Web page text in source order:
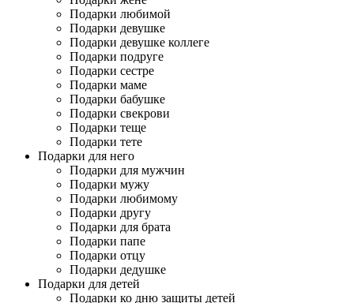
Подарки любимой
Подарки девушке
Подарки девушке коллеге
Подарки подруге
Подарки сестре
Подарки маме
Подарки бабушке
Подарки свекрови
Подарки теще
Подарки тете
Подарки для него
Подарки для мужчин
Подарки мужу
Подарки любимому
Подарки другу
Подарки для брата
Подарки папе
Подарки отцу
Подарки дедушке
Подарки для детей
Подарки ко дню защиты детей